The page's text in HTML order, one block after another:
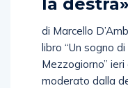
di Marcello
libro “Un sogno
Mezzogiorno”
moderato dalla